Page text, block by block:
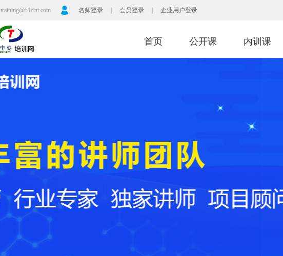
training@51cctr.com 名师登录 会员登录 企业用户登录
首页 公开课 内训课